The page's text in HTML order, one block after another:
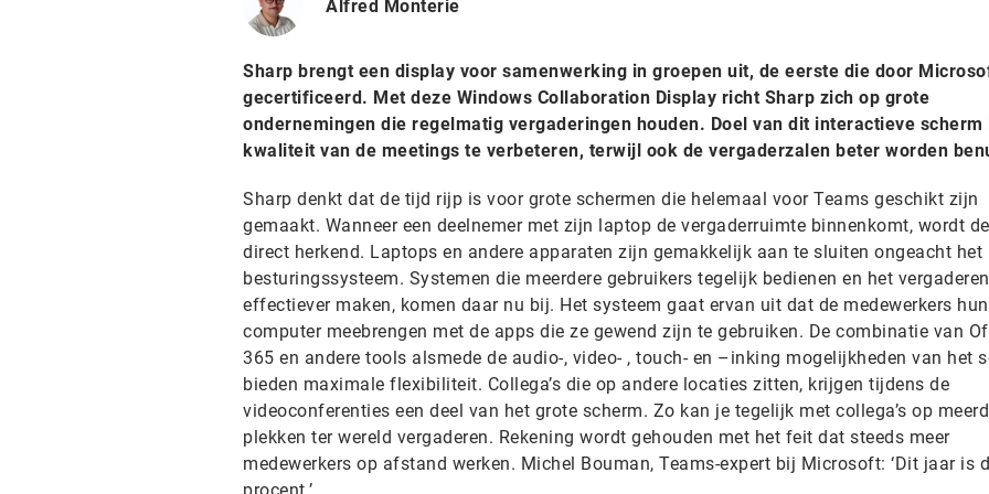
Alfred Monterie
Sharp brengt een display voor samenwerking in groepen uit, de eerste die door
gecertificeerd. Met deze Windows Collaboration Display richt Sharp zich op grote
ondernemingen die regelmatig vergaderingen houden. Doel van dit interactieve scherm
kwaliteit van de meetings te verbeteren, terwijl ook de vergaderzalen beter worden
Sharp denkt dat de tijd rijp is voor grote schermen die helemaal voor Teams geschikt zijn
gemaakt. Wanneer een deelnemer met zijn laptop de vergaderruimte binnenkomt, wordt
direct herkend. Laptops en andere apparaten zijn gemakkelijk aan te sluiten ongeacht het
besturingssysteem. Systemen die meerdere gebruikers tegelijk bedienen en het vergaderen
effectiever maken, komen daar nu bij. Het systeem gaat ervan uit dat de medewerkers
computer meebrengen met de apps die ze gewend zijn te gebruiken. De combinatie van
365 en andere tools alsmede de audio-, video- , touch- en –inking mogelijkheden van het
bieden maximale flexibiliteit. Collega’s die op andere locaties zitten, krijgen tijdens de
videoconferenties een deel van het grote scherm. Zo kan je tegelijk met collega’s op
plekken ter wereld vergaderen. Rekening wordt gehouden met het feit dat steeds meer
medewerkers op afstand werken. Michel Bouman, Teams-expert bij Microsoft: ‘Dit jaar is